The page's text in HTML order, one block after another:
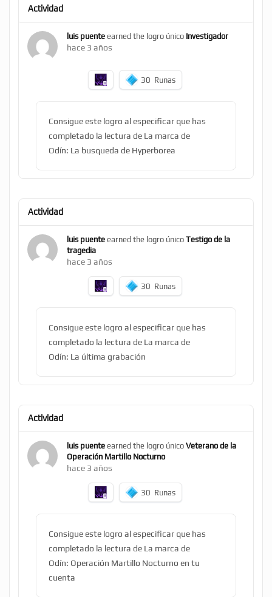
Actividad
luis puente earned the logro único Investigador
hace 3 años
30 Runas
Consigue este logro al especificar que has
completado la lectura de La marca de
Odín: La busqueda de Hyperborea
Actividad
luis puente earned the logro único Testigo de la
tragedia
hace 3 años
30 Runas
Consigue este logro al especificar que has
completado la lectura de La marca de
Odín: La última grabación
Actividad
luis puente earned the logro único Veterano de la
Operación Martillo Nocturno
hace 3 años
30 Runas
Consigue este logro al especificar que has
completado la lectura de La marca de
Odín: Operación Martillo Nocturno en tu
cuenta